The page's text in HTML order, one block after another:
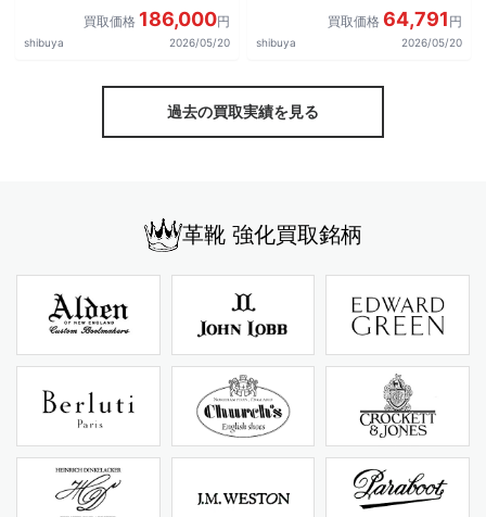
買取価格 186,000円
shibuya 2026/05/20
買取価格 64,791 円
shibuya 2026/05/20
過去の買取実績を見る
革靴 強化買取銘柄